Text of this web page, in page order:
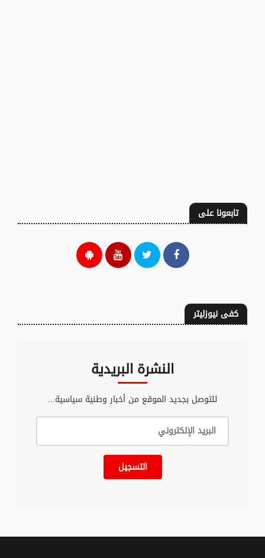
تابعونا على
كفى نيوزليتر
النشرة البريدية
للتوصل بجديد الموقع من أخبار وطنية سياسية...
التسجيل